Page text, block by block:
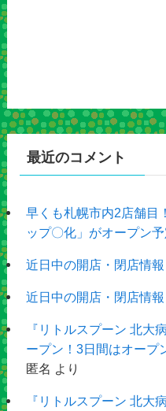
最近のコメント
早くも札幌市内2店舗目
ップ〇化」がオープン
近日中の開店・閉店情報
近日中の開店・閉店情報
『リトルスプーン 北大
ープン！3日間はオープ
匿名 より
『リトルスプーン 北大